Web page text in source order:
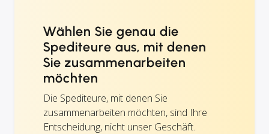
Wählen Sie genau die
Spediteure aus, mit denen
Sie zusammenarbeiten
möchten
Die Spediteure, mit denen Sie
zusammenarbeiten möchten, sind Ihre
Entscheidung, nicht unser Geschäft.